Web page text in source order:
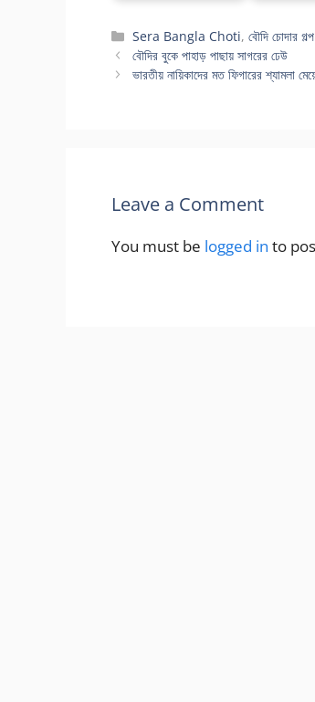
Categories
Sera Bangla Choti,বৌদি চোদার গল্প
বৌদির বুকে পাহাড় পাছায় সাগরের ঢেউ
ভারতীয় নায়িকাদের মত ফিগারের
Leave a Comment
You must be logged in to